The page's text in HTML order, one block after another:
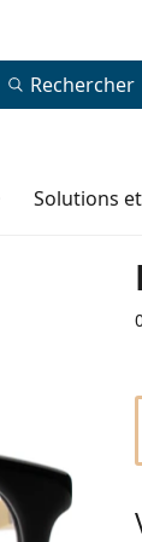
Rechercher
Solutions